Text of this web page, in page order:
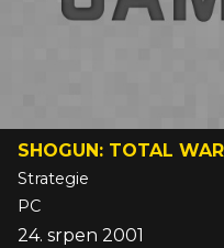
SHOGUN: TOTAL
Strategie
PC
24. srpen 2001